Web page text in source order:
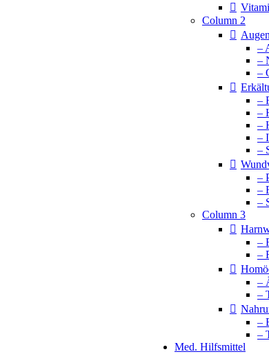
Column 2
–
–
–
–
–
–
–
–
–
–
–
Column 3
–
–
–
–
–
–
Med. Hilfsmittel